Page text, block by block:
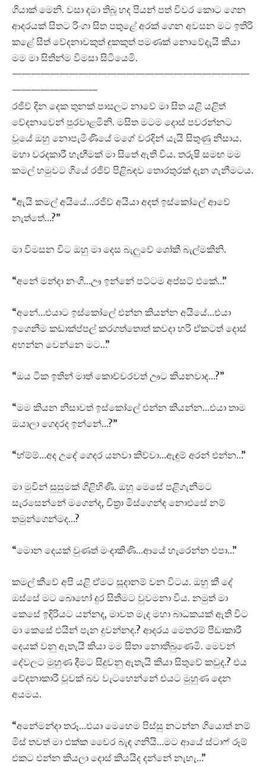
ගියාක් මෙනි. වසා දමා තිබූ හද පියන් පත් විවර කොට ගෙන
ආදරයක් සිතට රිංගා සිත පතුළේ අරක් ගෙන අවසන මට ඉතිරි
කළේ සිත් වේදනාවකුත් දුකකුත් පමණක් නොවේදැයි කියා
මම මා සිතින්ම විමසා සිටියෙමි.
—————————————————————————
—————————
රජිව් දින දෙක තුනක් පාසලට නාවේ මා සිත යළි යළිත්
වේදනාවෙන් පුරවාළමිනි. මසිත මටම දොස් පවරන්නට
වූයේ ඔහු නොපැමිණියේ මගේ වරදින් යැයි සිතුණු නිසාය.
මහා වරදකාරී හැඟීමක් මා සිතේ ඇති විය. තරුෂි සමඟ මම
කමල් හමුවට ගියේ රජිව් පිළිබඳව තොරතුරක් දැන ගැනීමටය.
“ඇයි කමල් අයියේ…රජිව් අයියා අදත් ඉස්කෝලේ ආවේ
නැත්තේ…?”
මා විමසන විට ඔහු මා දෙස බැලුවේ ශෝකී බැල්මකිනි.
“අනේ මන්දා නංගී…ඌ ඉන්නේ පට්ටම අප්සට් එකේ…”
“අනේ…එයාට ඉස්කෝලේ එන්න කියන්න අයියේ…එයා
ඉගෙනීම කඩාක්ප්පල් කරගත්තොත් කවදා හරි ඒකටත් දොස්
අහන්න වෙන්නෙ මට…”
“ඔය ටික ඉතින් මාත් කොච්චරවත් ඌට කියනවාද…?”
“මම කියන නිසාවත් ඉස්කෝලේ එන්න කියන්න…එයා තාම
ඔයාලා ගෙදරද ඉන්නේ…?”
“හ්ම්ම්…අද උදේ ගෙදර යනවා කිව්වා…ඇඳුම් අරන් එන්න…”
මා මුවින් සුසුමක් ගිළිහිණි. ඔහු මෙසේ පළිගැනීමට
සැරසෙන්නේ මගෙන්ද, චිත්‍රා මිස්ගෙන්ද නොඑසේ නම්
තමුන්ගෙන්මද…?
“මොන දෙයක් වුණත් මංදාකිණි…ආයේ හැරෙන්න එපා…”
කමල් කීවේ අපි යළි ඒමට සූදානම් වන විටය. ඔහු කී දේ
ඔස්සේ මට බොහෝ දුර සිතීමට වුවමනා විය. නමුත් මා
කෙසේ ඉදිරියට යන්නද, මාවත මැද මහා බාධකයක් ඇති විට
මා කෙසේ එයින් පැන දුවන්නද.? ආදරය මෙතරම් පීඩාකාරී
දෙයක් වනු ඇතැයි කියා මම සිතා නොතිබුණෙමි. මෙවන්
දේවලට මුහුණ දීමට සිදුවනු ඇතැයි කියා සිතුවේ කවුද.? එය
වේදනාකාරී වූවක් බව වැටහෙන්නේ එයට මුහුණ දෙන
අයමය.
“අනේමන්දා තරූ…එයා මෙහෙම පිස්සු නටන්න ගියොත් නම්
මිස් තවත් මා එක්ක වෛර බැඳ ගනියි…මට ආයේ ස්ටාෆ් රූම්
එකට එන්න කියලා දොස් කියයිද දන්නේ නැහැ…”